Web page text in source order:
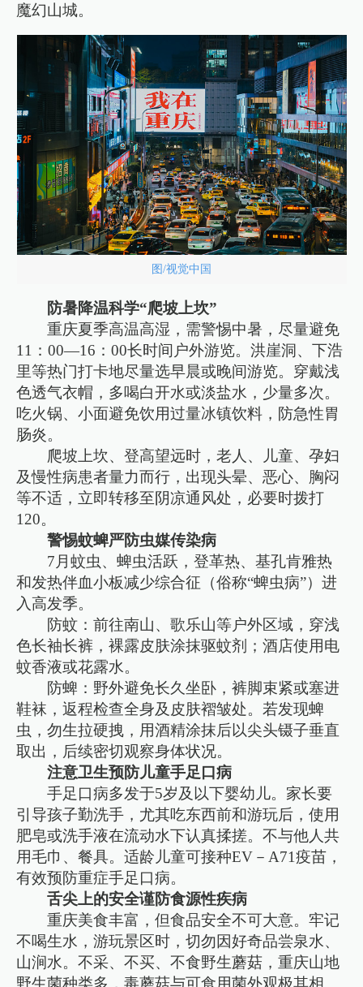
魔幻山城。
图/视觉中国
防暑降温科学“爬坡上坎”
重庆夏季高温高湿，需警惕中暑，尽量避免
11：00—16：00长时间户外游览。洪崖洞、下浩
里等热门打卡地尽量选早晨或晚间游览。穿戴浅
色透气衣帽，多喝白开水或淡盐水，少量多次。
吃火锅、小面避免饮用过量冰镇饮料，防急性胃
肠炎。
爬坡上坎、登高望远时，老人、儿童、孕妇
及慢性病患者量力而行，出现头晕、恶心、胸闷
等不适，立即转移至阴凉通风处，必要时拨打
120。
警惕蚊蜱严防虫媒传染病
7月蚊虫、蜱虫活跃，登革热、基孔肯雅热
和发热伴血小板减少综合征（俗称“蜱虫病”）进
入高发季。
防蚊：前往南山、歌乐山等户外区域，穿浅
色长袖长裤，裸露皮肤涂抹驱蚊剂；酒店使用电
蚊香液或花露水。
防蜱：野外避免长久坐卧，裤脚束紧或塞进
鞋袜，返程检查全身及皮肤褶皱处。若发现蜱
虫，勿生拉硬拽，用酒精涂抹后以尖头镊子垂直
取出，后续密切观察身体状况。
注意卫生预防儿童手足口病
手足口病多发于5岁及以下婴幼儿。家长要
引导孩子勤洗手，尤其吃东西前和游玩后，使用
肥皂或洗手液在流动水下认真揉搓。不与他人共
用毛巾、餐具。适龄儿童可接种EV－A71疫苗，
有效预防重症手足口病。
舌尖上的安全谨防食源性疾病
重庆美食丰富，但食品安全不可大意。牢记
不喝生水，游玩景区时，切勿因好奇品尝泉水、
山涧水。不采、不买、不食野生蘑菇，重庆山地
野生菌种类多，毒蘑菇与可食用菌外观极其相